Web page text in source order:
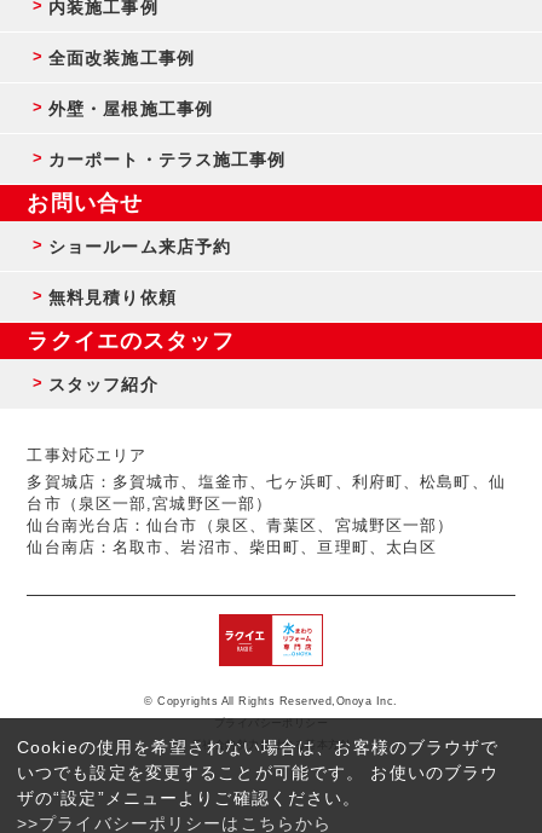
Cookieの使用を希望されない場合は、お客様のブラウザで
いつでも設定を変更することが可能です。 お使いのブラウ
ザの“設定”メニューよりご確認ください。
>>プライバシーポリシーはこちらから
反社会的勢力に対する基本方針
© Copyrights All Rights Reserved,Onoya Inc.
内装施工事例
全面改装施工事例
外壁・屋根施工事例
カーポート・テラス施工事例
お問い合せ
ショールーム来店予約
無料見積り依頼
ラクイエのスタッフ
スタッフ紹介
工事対応エリア
多賀城店：多賀城市、塩釜市、七ヶ浜町、利府町、松島町、仙
台市（泉区一部,宮城野区一部）
仙台南光台店：仙台市（泉区、青葉区、宮城野区一部）
仙台南店：名取市、岩沼市、柴田町、亘理町、太白区